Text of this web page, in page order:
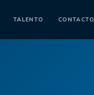
TALENTO CONTACTO